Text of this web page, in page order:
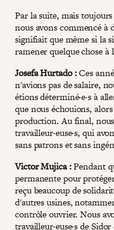
Par la suite, mais
nous avons commencé à
signifiait que même si la
ramener quelque chose à
Josefa Hurtado :Ces
n'avions pas de salaire,
étions déterminé·e·s à
que nous échouions,
production. Au final,
travailleur·euse·s, qui
sans patrons et sans
Victor Mujica :Pendant
permanente pour
reçu beaucoup de
d'autres usines,
contrôle ouvrier. Nous
travailleur·euse·s de